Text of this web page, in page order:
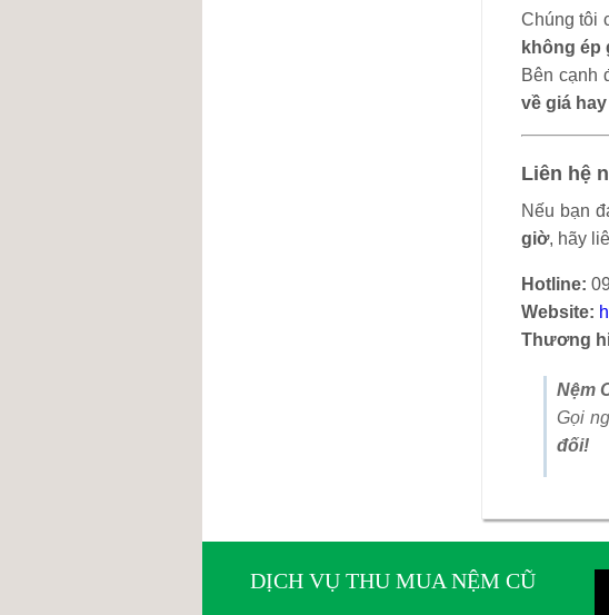
Chúng tôi
không ép
Bên cạnh
về giá
Liên hệ
Nếu bạn
giờ, hãy
Hotline:
Website:
Thương
Nệm
Gọi
đối!
DỊCH VỤ THU MUA NỆM CŨ